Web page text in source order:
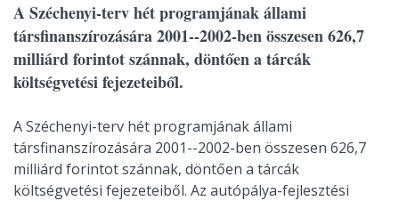
A Széchenyi-terv hét programjának állami
társfinanszírozására 2001--2002-ben összesen 626,7
milliárd forintot szánnak, döntően a tárcák
költségvetési fejezeteiből.
A Széchenyi-terv hét programjának állami
társfinanszírozására 2001--2002-ben összesen 626,7
milliárd forintot szánnak, döntően a tárcák
költségvetési fejezeteiből. Az autópálya-fejlesztési